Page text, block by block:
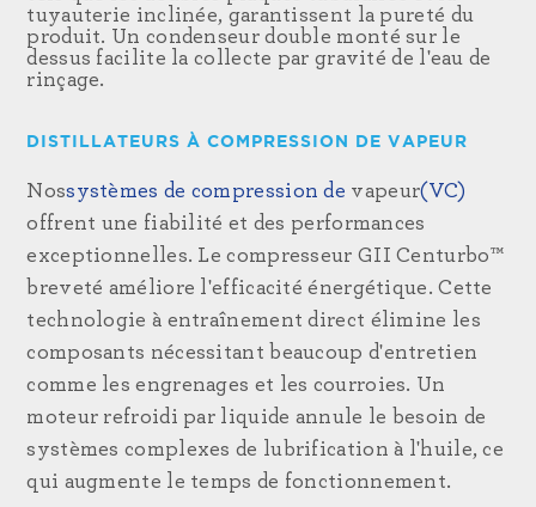
tuyauterie inclinée, garantissent la pureté du
produit. Un condenseur double monté sur le
dessus facilite la collecte par gravité de l'eau de
rinçage.
DISTILLATEURS À COMPRESSION DE VAPEUR
Nossystèmes de compression de vapeur(VC)
offrent une fiabilité et des performances
exceptionnelles. Le compresseur GII Centurbo™
breveté améliore l'efficacité énergétique. Cette
technologie à entraînement direct élimine les
composants nécessitant beaucoup d'entretien
comme les engrenages et les courroies. Un
moteur refroidi par liquide annule le besoin de
systèmes complexes de lubrification à l'huile, ce
qui augmente le temps de fonctionnement.